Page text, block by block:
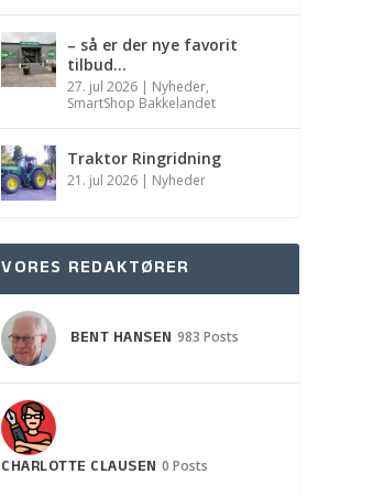
– så er der nye favorit
tilbud…
27. jul 2026 | Nyheder,
SmartShop Bakkelandet
Traktor Ringridning
21. jul 2026 | Nyheder
VORES REDAKTØRER
BENT HANSEN 983 Posts
CHARLOTTE CLAUSEN 0 Posts